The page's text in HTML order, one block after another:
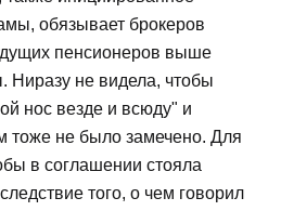
обязывает брокеров
пенсионеров выше
Ниразу не видела, чтобы
нос везде и всюду" и
тоже не было замечено. Для
в соглашении стояла
того, о чем говорил